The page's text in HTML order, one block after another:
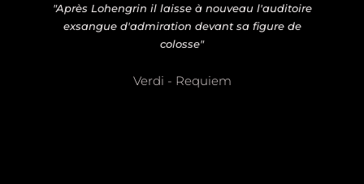
"Après Lohengrin il laisse à nouveau l'auditoire
exsangue d'admiration devant sa figure de
colosse"
Verdi - Requiem